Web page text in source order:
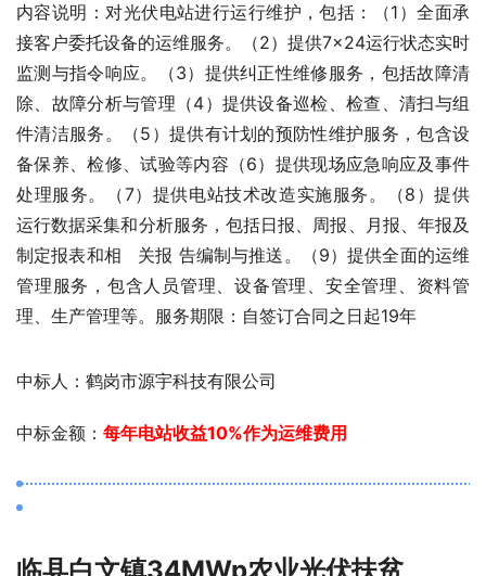
内容说明：对光伏电站进行运行维护，包括：（1）全面承
接客户委托设备的运维服务。（2）提供7×24运行状态实时
监测与指令响应。（3）提供纠正性维修服务，包括故障清
除、故障分析与管理（4）提供设备巡检、检查、清扫与组
件清洁服务。（5）提供有计划的预防性维护服务，包含设
备保养、检修、试验等内容（6）提供现场应急响应及事件
处理服务。（7）提供电站技术改造实施服务。（8）提供
运行数据采集和分析服务，包括日报、周报、月报、年报及
制定报表和相 关报 告编制与推送。（9）提供全面的运维
管理服务，包含人员管理、设备管理、安全管理、资料管
理、生产管理等。服务期限：自签订合同之日起19年
中标人：鹤岗市源宇科技有限公司
中标金额： 每年电站收益10%作为运维费用